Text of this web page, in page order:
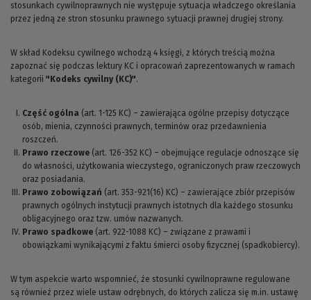
stosunkach cywilnoprawnych nie występuje sytuacja władczego określania
przez jedną ze stron stosunku prawnego sytuacji prawnej drugiej strony.
W skład Kodeksu cywilnego wchodzą 4 księgi, z których treścią można
zapoznać się podczas lektury KC i opracowań zaprezentowanych w ramach
kategorii "Kodeks cywilny (KC)".
Część ogólna (art. 1-125 KC) – zawierająca ogólne przepisy dotyczące
osób, mienia, czynności prawnych, terminów oraz przedawnienia
roszczeń.
Prawo rzeczowe (art. 126-352 KC) – obejmujące regulacje odnoszące się
do własności, użytkowania wieczystego, ograniczonych praw rzeczowych
oraz posiadania.
Prawo zobowiązań (art. 353-921(16) KC) – zawierające zbiór przepisów
prawnych ogólnych instytucji prawnych istotnych dla każdego stosunku
obligacyjnego oraz tzw. umów nazwanych.
Prawo spadkowe(art. 922-1088 KC) – związane z prawami i
obowiązkami wynikającymi z faktu śmierci osoby fizycznej (spadkobiercy).
W tym aspekcie warto wspomnieć, że stosunki cywilnoprawne regulowane
są również przez wiele ustaw odrębnych, do których zalicza się m.in. ustawę